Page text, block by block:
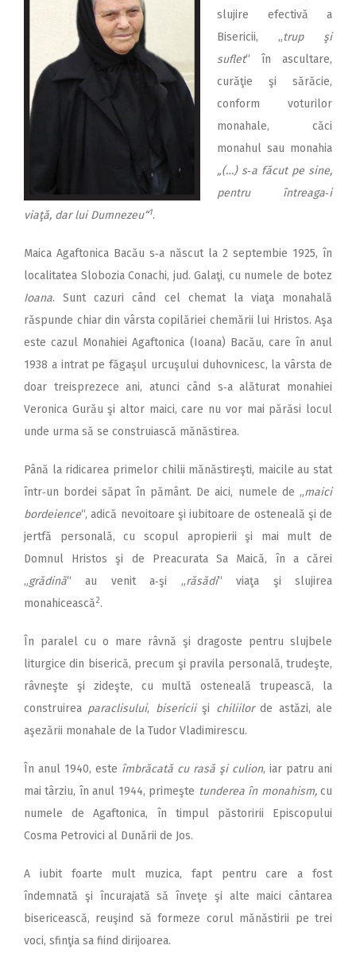
slujire efectivă a
Bisericii, „trup şi
suflet“ în ascultare,
curăţie şi sărăcie,
conform voturilor
monahale, căci
monahul sau monahia
„(…) s‑a făcut pe sine,
pentru întreaga‑i
viaţă, dar lui Dumnezeu“1.
Maica Agaftonica Bacău s‑a născut la 2 septembie 1925, în
localitatea Slobozia Conachi, jud. Galaţi, cu numele de botez
Ioana. Sunt cazuri când cel chemat la viaţa monahală
răspunde chiar din vârsta copilăriei chemării lui Hristos. Aşa
este cazul Monahiei Agaftonica (Ioana) Bacău, care în anul
1938 a intrat pe făgaşul urcuşului duhovnicesc, la vârsta de
doar treisprezece ani, atunci când s‑a alăturat monahiei
Veronica Gurău şi altor maici, care nu vor mai părăsi locul
unde urma să se construiască mănăstirea.
Până la ridicarea primelor chilii mănăstireşti, maicile au stat
într‑un bordei săpat în pământ. De aici, numele de „maici
bordeience“, adică nevoitoare şi iubitoare de osteneală şi de
jertfă personală, cu scopul apropierii şi mai mult de
Domnul Hristos şi de Preacurata Sa Maică, în a cărei
„grădină“ au venit a‑şi „răsădi“ viaţa şi slujirea
monahicească2.
În paralel cu o mare râvnă şi dragoste pentru slujbele
liturgice din biserică, precum şi pravila personală, trudeşte,
râvneşte şi zideşte, cu multă osteneală trupească, la
construirea paraclisului, bisericiişi chiliilorde astăzi, ale
aşezării monahale de la Tudor Vladimirescu.
În anul 1940, este îmbrăcată cu rasă şi culion, iar patru ani
mai târziu, în anul 1944, primeşte tunderea în monahism,cu
numele de Agaftonica, în timpul păstoririi Episcopului
Cosma Petrovici al Dunării de Jos.
A iubit foarte mult muzica, fapt pentru care a fost
îndemnată şi încurajată să înveţe şi alte maici cântarea
bisericească, reuşind să formeze corul mănăstirii pe trei
voci, sfinţia sa fiind dirijoarea.